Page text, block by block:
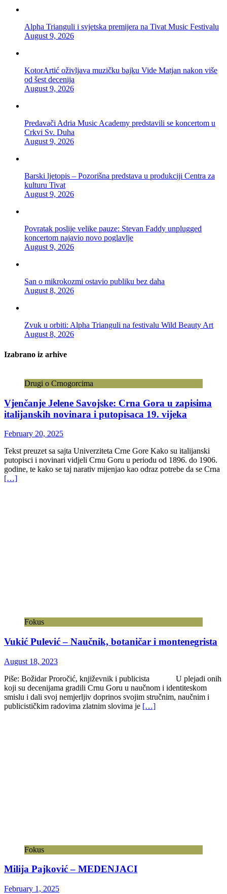
Alpha Trianguli i svjetska premijera na Tivat Music Festivalu
August 9, 2026
KotorArtić oživljava muzičku bajku Vide Matjan nakon više
od šest decenija
August 9, 2026
Predavači Adria Music Academy predstavili se koncertom u
Crkvi Sv. Duha
August 9, 2026
Barski ljetopis – Pozorišna predstava u produkciji Centra za
kulturu Tivat
August 9, 2026
Povratak poslije velike pauze: Stevan Faddy unplugged
koncertom najavio novo poglavlje
August 9, 2026
San o mikrokozmi ostavio publiku bez daha
August 8, 2026
Zvuk u orbiti: Alpha Trianguli na festivalu Wild Beauty Art
August 8, 2026
Izabrano iz arhive
Drugi o Crnogorcima
Vjenčanje Jelene Savojske: Crna Gora u zapisima
italijanskih novinara i putopisaca 19. vijeka
February 20, 2025
Tekst preuzet sa sajta Univerziteta Crne Gore Kako su italijanski
putopisci i novinari vidjeli Crnu Goru u periodu od 1896. do 1906.
godine, te kako se taj narativ mijenjao kao odraz potrebe da se Crna
[…]
Fokus
Vukić Pulević – Naučnik, botaničar i montenegrista
August 18, 2023
Piše: Božidar Proročić, književnik i publicista U plejadi onih
koji su decenijama gradili Crnu Goru u naučnom i identiteskom
smislu i dali svoj nemjerljiv doprinos svojim stručnim, naučnim i
publicističkim radovima zlatnim slovima je […]
Fokus
Milija Pajković – MEDENJACI
February 1, 2025